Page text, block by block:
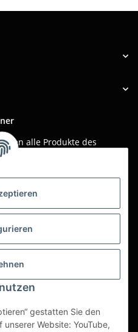
gestatten Sie den
Website: YouTube,
alle Produkte des
Online-Preisen mit
Tischgedeck, Servietten,
Produkt zum optimalen Preis
Sie im Einsatz!
Gewerbetreibende -
werden nicht bearbeitet!